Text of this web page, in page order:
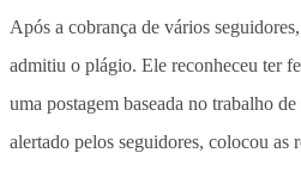
Após a cobrança de vários
admitiu o plágio. Ele reconheceu ter
uma postagem baseada no trabalho
alertado pelos seguidores, colocou as